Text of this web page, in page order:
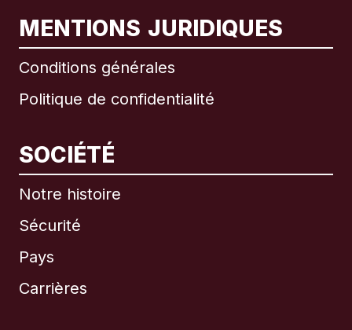
MENTIONS JURIDIQUES
Conditions générales
Politique de confidentialité
SOCIÉTÉ
Notre histoire
Sécurité
Pays
Carrières